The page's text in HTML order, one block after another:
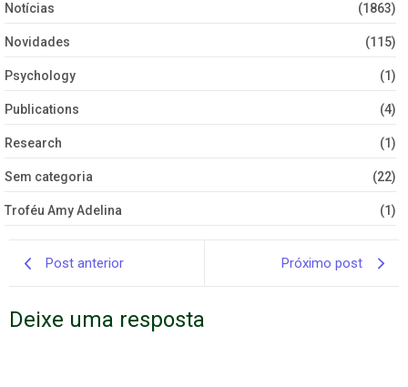
Notícias (1863)
Novidades (115)
Psychology (1)
Publications (4)
Research (1)
Sem categoria (22)
Troféu Amy Adelina (1)
Post anterior Próximo post
Deixe uma resposta